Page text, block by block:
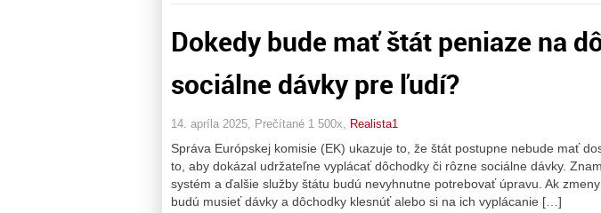
Dokedy bude mať štát peniaze na
sociálne dávky pre ľudí?
14. apríla 2025, Prečítané 1 500x, Realista1
Správa Európskej komisie (EK) ukazuje to, že štát postupne nebude mať
to, aby dokázal udržateľne vyplácať dôchodky či rôzne sociálne dávky.
systém a ďalšie služby štátu budú nevyhnutne potrebovať úpravu. Ak
budú musieť dávky a dôchodky klesnúť alebo si na ich vyplácanie […]